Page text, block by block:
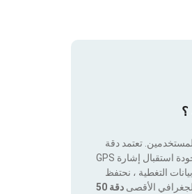
؟
تعتمد دقة
تحديد الموقع الجغرافي على جودة استقبال إشارة GPS
التغطية ، نحتفظ
الأقصى
دقة 50